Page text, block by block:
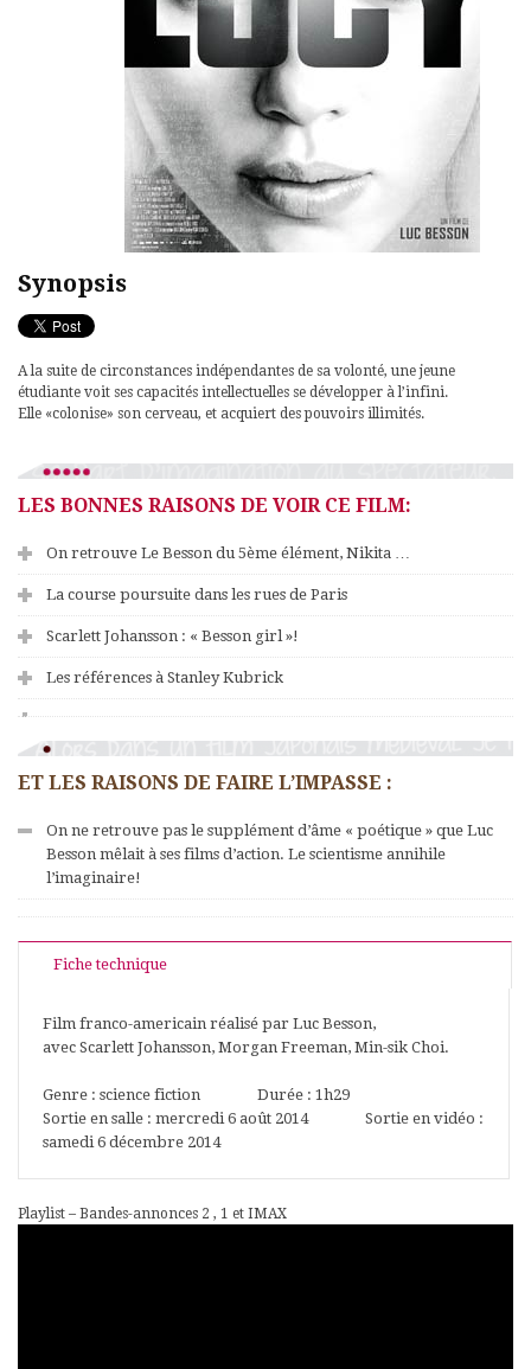
Synopsis
A la suite de circonstances indépendantes de sa volonté, une jeune
étudiante voit ses capacités intellectuelles se développer à l’infini.
Elle «colonise» son cerveau, et acquiert des pouvoirs illimités.
LES BONNES RAISONS DE VOIR CE FILM:
On retrouve Le Besson du 5ème élément, Nikita …
La course poursuite dans les rues de Paris
Scarlett Johansson : « Besson girl »!
Les références à Stanley Kubrick
ET LES RAISONS DE FAIRE L’IMPASSE :
On ne retrouve pas le supplément d’âme « poétique » que Luc
Besson mêlait à ses films d’action. Le scientisme annihile
l’imaginaire!
Fiche technique
Film franco-americain réalisé par Luc Besson,
avec Scarlett Johansson, Morgan Freeman, Min-sik Choi.
Genre : science fiction Durée : 1h29
Sortie en salle : mercredi 6 août 2014 Sortie en vidéo :
samedi 6 décembre 2014
Playlist – Bandes-annonces 2 , 1 et IMAX